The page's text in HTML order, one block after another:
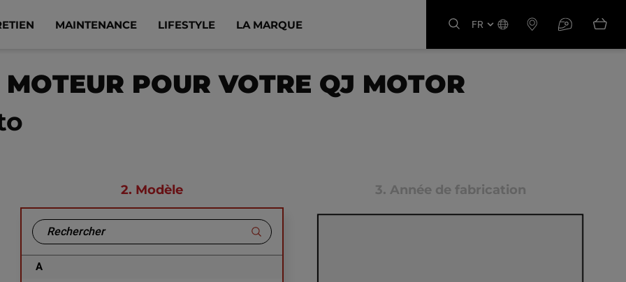
MAINTENANCE LIFESTYLE LA MARQUE FR
POUR VOTRE QJ MOTOR
2. Modèle
A
3. Année de fabrication